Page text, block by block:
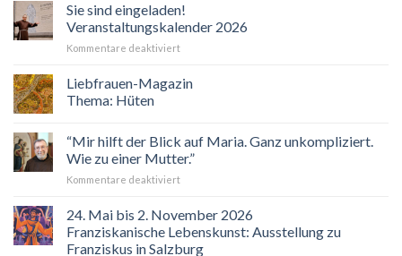
Sie sind eingeladen!
Veranstaltungskalender 2026
Kommentare deaktiviertfür
sind
Liebfrauen-Magazin
Thema: Hüten
“Mir hilft der Blick auf Maria. Ganz unkompliziert.
Wie zu einer Mutter.”
Kommentare deaktiviertfür
hilft
Blick
24. Mai bis 2. November 2026
Franziskanische Lebenskunst: Ausstellung zu
Franziskus in Salzburg